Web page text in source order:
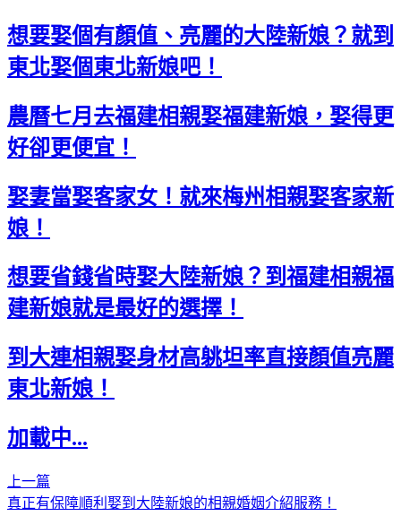
想要娶個有顏值、亮麗的大陸新娘？就到
東北娶個東北新娘吧！
農曆七月去福建相親娶福建新娘，娶得更
好卻更便宜！
娶妻當娶客家女！就來梅州相親娶客家新
娘！
想要省錢省時娶大陸新娘？到福建相親福
建新娘就是最好的選擇！
到大連相親娶身材高䠷坦率直接顏值亮麗
東北新娘！
加載中...
上一篇
真正有保障順利娶到大陸新娘的相親婚姻介紹服務！